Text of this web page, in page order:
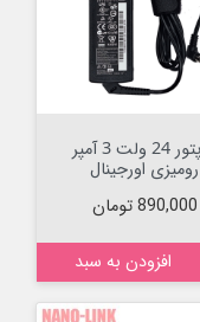
آداپتور 24 ولت 3 آمپر
رومیزی اورجینال
قیمت
890,000 تومان
افزودن به سبد